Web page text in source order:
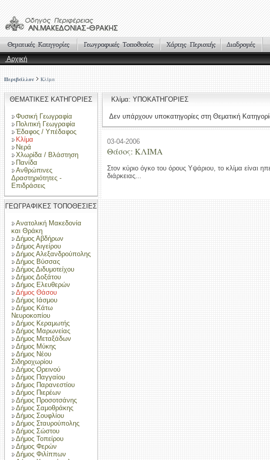
Αρχική
Περιβάλλον Κλίμα
ΘΕΜΑΤΙΚΕΣ ΚΑΤΗΓΟΡΙΕΣ
Φυσική Γεωγραφία
Πολιτική Γεωγραφία
Έδαφος / Υπέδαφος
Κλίμα
Νερά
Χλωρίδα / Βλάστηση
Πανίδα
Ανθρώπινες
Δραστηριότητες -
Επιδράσεις
ΓΕΩΓΡΑΦΙΚΕΣ ΤΟΠΟΘΕΣΙΕΣ
Ανατολική Μακεδονία
και Θράκη
Δήμος Αβδήρων
Δήμος Αιγείρου
Δήμος Αλεξανδρούπολης
Δήμος Βύσσας
Δήμος Διδυμοτείχου
Δήμος Δοξάτου
Δήμος Ελευθερών
Δήμος Θάσου
Δήμος Ιάσμου
Δήμος Κάτω
Νευροκοπίου
Δήμος Κεραμωτής
Δήμος Μαρωνείας
Δήμος Μεταξάδων
Δήμος Μύκης
Δήμος Νέου
Σιδηροχωρίου
Δήμος Ορεινού
Δήμος Παγγαίου
Δήμος Παρανεστίου
Δήμος Πιερέων
Δήμος Προσοτσάνης
Δήμος Σαμοθράκης
Δήμος Σουφλίου
Δήμος Σταυρούπολης
Δήμος Σώστου
Δήμος Τοπείρου
Δήμος Φερών
Δήμος Φιλίππων
Κλίμα: ΥΠΟΚΑΤΗΓΟΡΙΕΣ
Δεν υπάρχουν υποκατηγορίες στη Θεματική
03-04-2006
Θάσος: ΚΛΙΜΑ
Στον κύριο όγκο του όρους Υψάριου, το κλίμα είναι
διάρκειας...